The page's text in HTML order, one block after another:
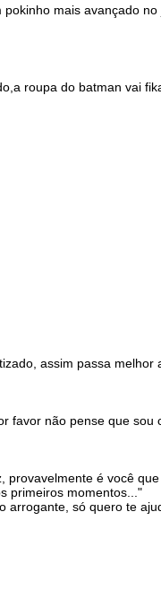
mais avançado no
roupa do batman vai
assim passa melhor
favor não pense que
provavelmente é você
primeiros momentos..."
só quero te